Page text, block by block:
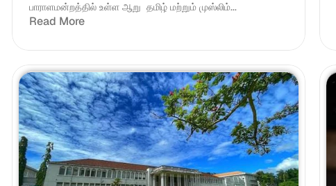
பாராளமன்றத்தில் உள்ள ஆறு  தமிழ் மற்றும் முஸ்லிம்...
Read More